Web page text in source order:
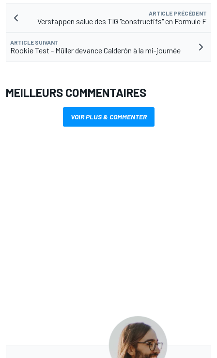
ARTICLE PRÉCÉDENT
Verstappen salue des TIG "constructifs" en Formule E
ARTICLE SUIVANT
Rookie Test - Müller devance Calderón à la mi-journée
MEILLEURS COMMENTAIRES
VOIR PLUS & COMMENTER